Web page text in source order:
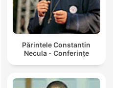
Părintele Constantin
Necula - Conferințe